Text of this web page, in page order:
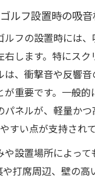
ルフ設置時の吸
ルフの設置時には
します。特にスク
、衝撃音や反響
が重要です。一般
ネルが、軽量か
すい点が支持されて
や設置場所によって
や打席周辺、壁の